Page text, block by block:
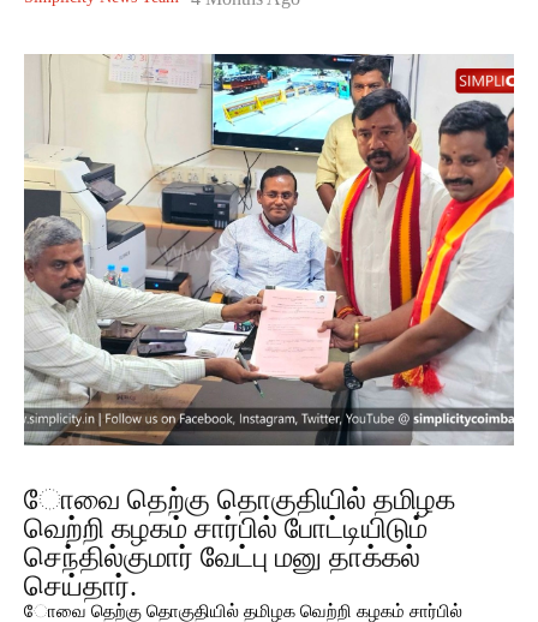
ோவை தெற்கு தொகுதியில் தமிழக
வெற்றி கழகம் சார்பில் போட்டியிடும்
செந்தில்குமார் வேட்பு மனு தாக்கல்
செய்தார்.
ோவை தெற்கு தொகுதியில் தமிழக வெற்றி கழகம் சார்பில்